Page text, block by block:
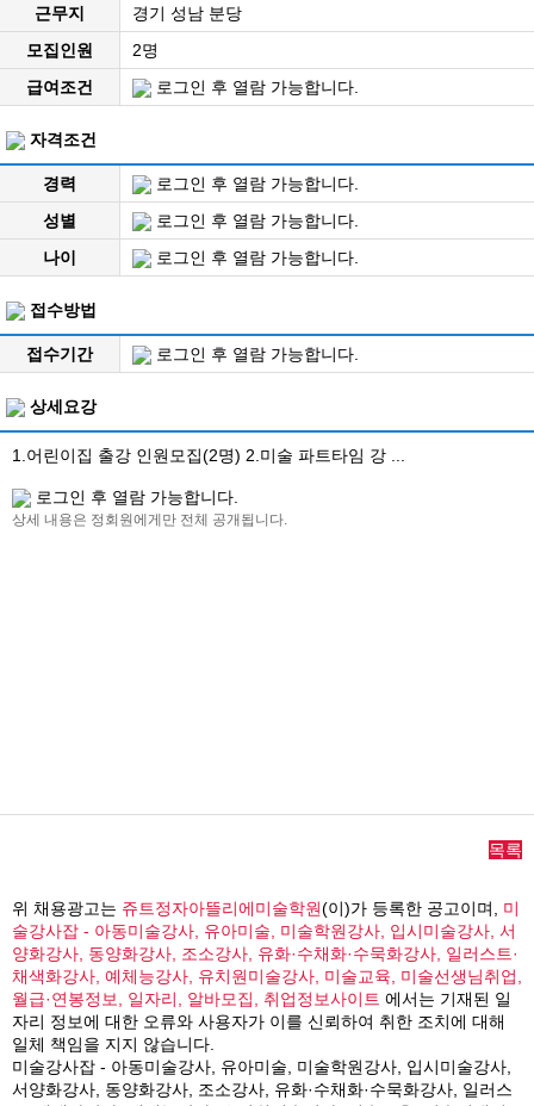
근무지
경기 성남 분당
모집인원
2명
급여조건
로그인 후 열람 가능합니다.
자격조건
경력
로그인 후 열람 가능합니다.
성별
로그인 후 열람 가능합니다.
나이
로그인 후 열람 가능합니다.
접수방법
접수기간 로그인 후 열람 가능합니다.
상세요강
1.어린이집 출강 인원모집(2명) 2.미술 파트타임 강 ...
로그인 후 열람 가능합니다.
상세 내용은 정회원에게만 전체 공개됩니다.
목록
위 채용광고는 쥬트정자아뜰리에미술학원(이)가 등록한 공고이며, 미
술강사잡 - 아동미술강사, 유아미술, 미술학원강사, 입시미술강사, 서
양화강사, 동양화강사, 조소강사, 유화·수채화·수묵화강사, 일러스트·
채색화강사, 예체능강사, 유치원미술강사, 미술교육, 미술선생님취업,
월급·연봉정보, 일자리, 알바모집, 취업정보사이트 에서는 기재된 일
자리 정보에 대한 오류와 사용자가 이를 신뢰하여 취한 조치에 대해
일체 책임을 지지 않습니다.
미술강사잡 - 아동미술강사, 유아미술, 미술학원강사, 입시미술강사,
서양화강사, 동양화강사, 조소강사, 유화·수채화·수묵화강사, 일러스